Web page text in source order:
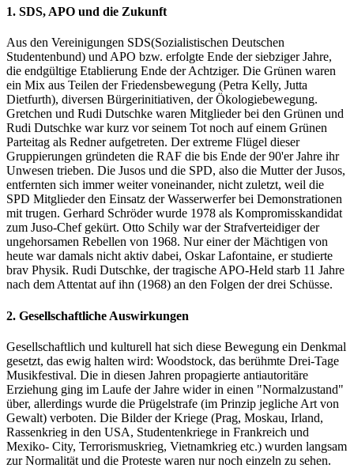
1. SDS, APO und die Zukunft
Aus den Vereinigungen SDS(Sozialistischen Deutschen
Studentenbund) und APO bzw. erfolgte Ende der siebziger Jahre,
die endgültige Etablierung Ende der Achtziger. Die Grünen waren
ein Mix aus Teilen der Friedensbewegung (Petra Kelly, Jutta
Dietfurth), diversen Bürgerinitiativen, der Ökologiebewegung.
Gretchen und Rudi Dutschke waren Mitglieder bei den Grünen und
Rudi Dutschke war kurz vor seinem Tot noch auf einem Grünen
Parteitag als Redner aufgetreten. Der extreme Flügel dieser
Gruppierungen gründeten die RAF die bis Ende der 90'er Jahre ihr
Unwesen trieben. Die Jusos und die SPD, also die Mutter der Jusos,
entfernten sich immer weiter voneinander, nicht zuletzt, weil die
SPD Mitglieder den Einsatz der Wasserwerfer bei Demonstrationen
mit trugen. Gerhard Schröder wurde 1978 als Kompromisskandidat
zum Juso-Chef gekürt. Otto Schily war der Strafverteidiger der
ungehorsamen Rebellen von 1968. Nur einer der Mächtigen von
heute war damals nicht aktiv dabei, Oskar Lafontaine, er studierte
brav Physik. Rudi Dutschke, der tragische APO-Held starb 11 Jahre
nach dem Attentat auf ihn (1968) an den Folgen der drei Schüsse.
2. Gesellschaftliche Auswirkungen
Gesellschaftlich und kulturell hat sich diese Bewegung ein Denkmal
gesetzt, das ewig halten wird: Woodstock, das berühmte Drei-Tage
Musikfestival. Die in diesen Jahren propagierte antiautoritäre
Erziehung ging im Laufe der Jahre wider in einen "Normalzustand"
über, allerdings wurde die Prügelstrafe (im Prinzip jegliche Art von
Gewalt) verboten. Die Bilder der Kriege (Prag, Moskau, Irland,
Rassenkrieg in den USA, Studentenkriege in Frankreich und
Mexiko- City, Terrorismuskrieg, Vietnamkrieg etc.) wurden langsam
zur Normalität und die Proteste waren nur noch einzeln zu sehen.